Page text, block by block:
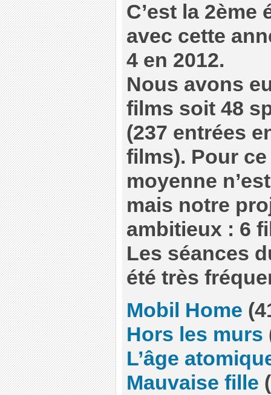
C’est la
avec cette
4 en 2012.
Nous avons
films soit 48
(237 entrées
films). Pour
moyenne
mais notre
ambitieux : 6
Les séances
été très
Mobil Home
Hors les murs
L’âge
Mauvaise fille